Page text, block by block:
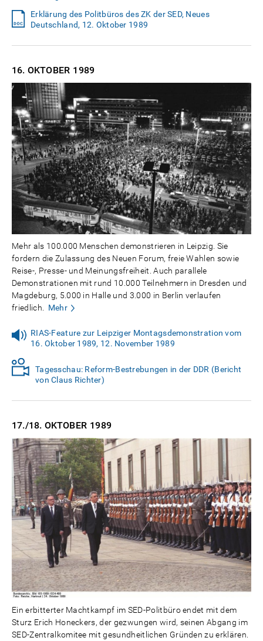
Erklärung des Politbüros des ZK der SED, Neues
Deutschland, 12. Oktober 1989
16. OKTOBER 1989
Mehr als 100.000 Menschen demonstrieren in Leipzig. Sie
fordern die Zulassung des Neuen Forum, freie Wahlen sowie
Reise-, Presse- und Meinungsfreiheit. Auch parallele
Demonstrationen mit rund 10.000 Teilnehmern in Dresden und
Magdeburg, 5.000 in Halle und 3.000 in Berlin verlaufen
friedlich.
Mehr
RIAS-Feature zur Leipziger Montagsdemonstration vom
16. Oktober 1989, 12. November 1989
Tagesschau: Reform-Bestrebungen in der DDR (Bericht
von Claus Richter)
17./18. OKTOBER 1989
Ein erbitterter Machtkampf im SED-Politbüro endet mit dem
Sturz Erich Honeckers, der gezwungen wird, seinen Abgang im
SED-Zentralkomitee mit gesundheitlichen Gründen zu erklären.